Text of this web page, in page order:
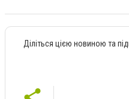
Діліться цією новиною та